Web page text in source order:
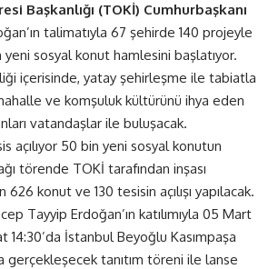
Başkanlığı (TOKİ) Cumhurbaşkanı
talimatıyla 67 şehirde 140 projeyle
sosyal konut hamlesini başlatıyor.
içerisinde, yatay şehirleşme ile tabiatla
ve komşuluk kültürünü ihya eden
vatandaşlar ile buluşacak.
açılıyor 50 bin yeni sosyal konutun
törende TOKİ tarafından inşası
konut ve 130 tesisin açılışı yapılacak.
Tayyip Erdoğan’ın katılımıyla 05 Mart
14:30’da İstanbul Beyoğlu Kasımpaşa
gerçekleşecek tanıtım töreni ile lanse